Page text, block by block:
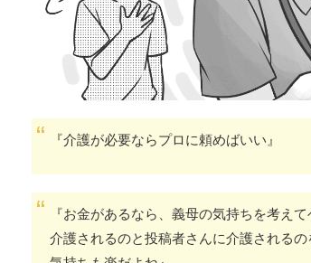
『介護が必要ならプロに頼めばいい』
『お金があるなら、義母の気持ちを考え
介護されるのと投稿者さんに介護される